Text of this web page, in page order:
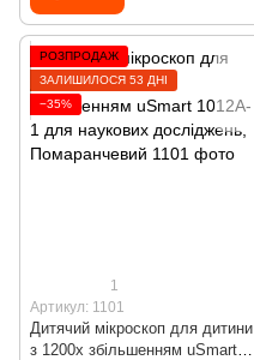
РОЗПРОДАЖ
ЗАЛИШИЛОСЯ 53 ДНІ
−35%
1
Артикул: 1101
Дитячий мікроскоп для дитини
з 1200х збільшенням uSmart